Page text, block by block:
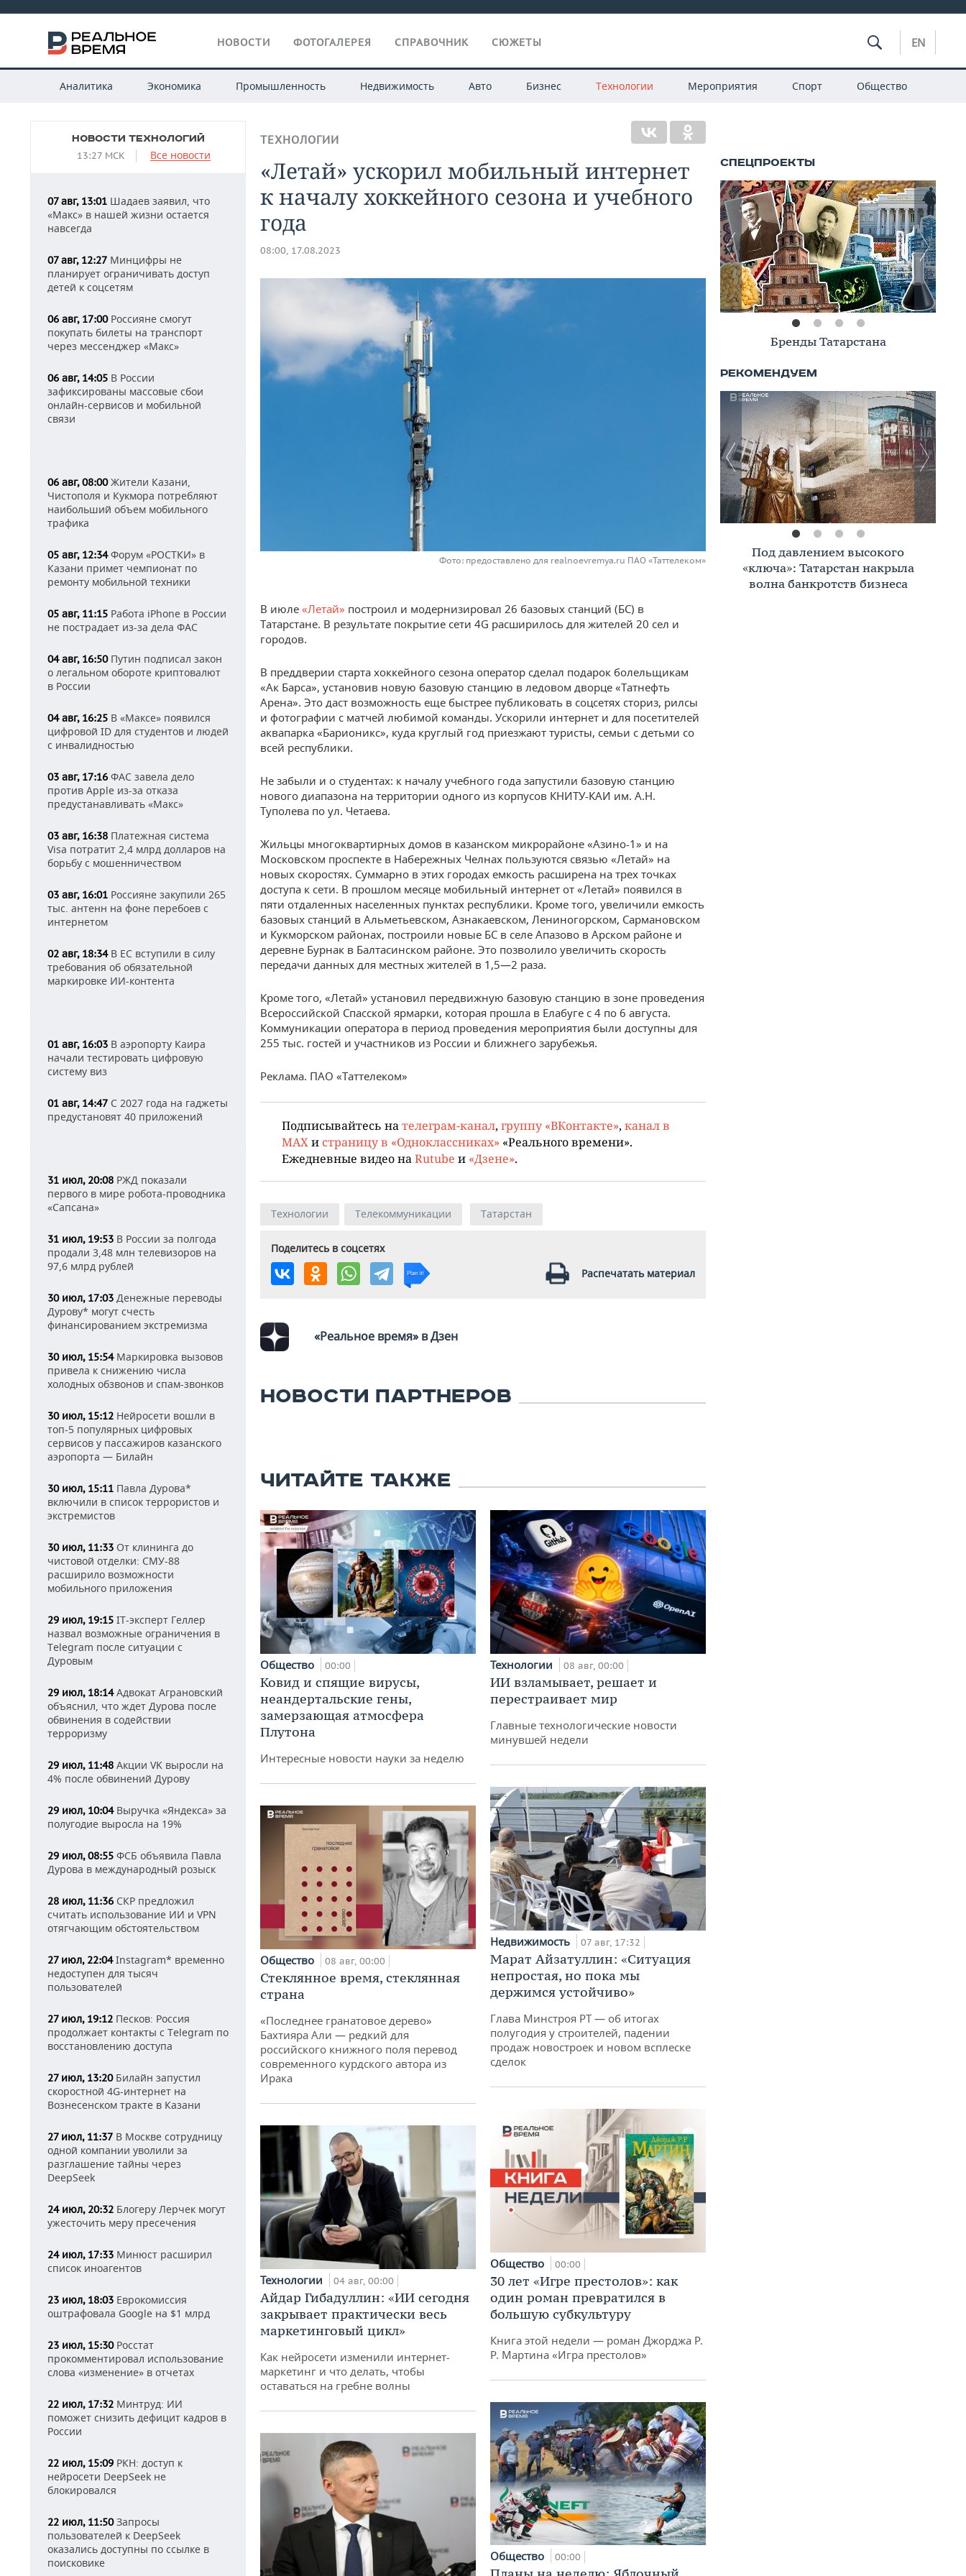
НОВОСТИ ФОТОГАЛЕРЕЯ СПРАВОЧНИК СЮЖЕТЫ EN
Аналитика Экономика Промышленность Недвижимость Авто Бизнес Технологии Мероприятия Спорт Общество
НОВОСТИ ТЕХНОЛОГИЙ
13:27 МСК Все новости
07 авг, 13:01 Шадаев заявил, что
«Макс» в нашей жизни остается
навсегда
07 авг, 12:27 Минцифры не
планирует ограничивать доступ
детей к соцсетям
06 авг, 17:00Россияне смогут
покупать билеты на транспорт
через мессенджер «Макс»
06 авг, 14:05 В России
зафиксированы массовые сбои
онлайн-сервисов и мобильной
связи
06 авг, 08:00Жители Казани,
Чистополя и Кукмора потребляют
наибольший объем мобильного
трафика
05 авг, 12:34Форум «РОСТКИ» в
Казани примет чемпионат по
ремонту мобильной техники
05 авг, 11:15 Работа iPhone в России
не пострадает из-за дела ФАС
04 авг, 16:50Путин подписал закон
о легальном обороте криптовалют
в России
04 авг, 16:25 В «Максе» появился
цифровой ID для студентов и людей
с инвалидностью
03 авг, 17:16 ФАС завела дело
против Apple из-за отказа
предустанавливать «Макс»
03 авг, 16:38 Платежная система
Visa потратит 2,4 млрд долларов на
борьбу с мошенничеством
03 авг, 16:01 Россияне закупили 265
тыс. антенн на фоне перебоев с
интернетом
02 авг, 18:34В ЕС вступили в силу
требования об обязательной
маркировке ИИ-контента
01 авг, 16:03 В аэропорту Каира
начали тестировать цифровую
систему виз
01 авг, 14:47 С 2027 года на гаджеты
предустановят 40 приложений
31 июл, 20:08 РЖД показали
первого в мире робота-проводника
«Сапсана»
31 июл, 19:53 В России за полгода
продали 3,48 млн телевизоров на
97,6 млрд рублей
30 июл, 17:03 Денежные переводы
Дурову* могут счесть
финансированием экстремизма
30 июл, 15:54Маркировка вызовов
привела к снижению числа
холодных обзвонов и спам-звонков
30 июл, 15:12 Нейросети вошли в
топ-5 популярных цифровых
сервисов у пассажиров казанского
аэропорта — Билайн
30 июл, 15:11 Павла Дурова*
включили в список террористов и
экстремистов
30 июл, 11:33 От клининга до
чистовой отделки: СМУ-88
расширило возможности
мобильного приложения
29 июл, 19:15 IT-эксперт Геллер
назвал возможные ограничения в
Telegram после ситуации с
Дуровым
29 июл, 18:14Адвокат Аграновский
объяснил, что ждет Дурова после
обвинения в содействии
терроризму
29 июл, 11:48 Акции VK выросли на
4% после обвинений Дурову
29 июл, 10:04Выручка «Яндекса» за
полугодие выросла на 19%
29 июл, 08:55 ФСБ объявила Павла
Дурова в международный розыск
28 июл, 11:36 СКР предложил
считать использование ИИ и VPN
отягчающим обстоятельством
27 июл, 22:04Instagram* временно
недоступен для тысяч
пользователей
27 июл, 19:12 Песков: Россия
продолжает контакты с Telegram по
восстановлению доступа
27 июл, 13:20Билайн запустил
скоростной 4G-интернет на
Вознесенском тракте в Казани
27 июл, 11:37 В Москве сотрудницу
одной компании уволили за
разглашение тайны через
DeepSeek
24 июл, 20:32 Блогеру Лерчек могут
ужесточить меру пресечения
24 июл, 17:33 Минюст расширил
список иноагентов
23 июл, 18:03 Еврокомиссия
оштрафовала Google на $1 млрд
23 июл, 15:30Росстат
прокомментировал использование
слова «изменение» в отчетах
22 июл, 17:32 Минтруд: ИИ
поможет снизить дефицит кадров в
России
22 июл, 15:09 РКН: доступ к
нейросети DeepSeek не
блокировался
22 июл, 11:50Запросы
пользователей к DeepSeek
оказались доступны по ссылке в
поисковике
ТЕХНОЛОГИИ
«Летай» ускорил мобильный интернет
к началу хоккейного сезона и учебного
года
08:00, 17.08.2023
Фото: предоставлено для realnoevremya.ru ПАО «Таттелеком»
В июле «Летай» построил и модернизировал 26 базовых станций (БС) в
Татарстане. В результате покрытие сети 4G расширилось для жителей 20 сел и
городов.
В преддверии старта хоккейного сезона оператор сделал подарок болельщикам
«Ак Барса», установив новую базовую станцию в ледовом дворце «Татнефть
Арена». Это даст возможность еще быстрее публиковать в соцсетях сториз, рилсы
и фотографии с матчей любимой команды. Ускорили интернет и для посетителей
аквапарка «Барионикс», куда круглый год приезжают туристы, семьи с детьми со
всей республики.
Не забыли и о студентах: к началу учебного года запустили базовую станцию
нового диапазона на территории одного из корпусов КНИТУ-КАИ им. А.Н.
Туполева по ул. Четаева.
Жильцы многоквартирных домов в казанском микрорайоне «Азино-1» и на
Московском проспекте в Набережных Челнах пользуются связью «Летай» на
новых скоростях. Суммарно в этих городах емкость расширена на трех точках
доступа к сети. В прошлом месяце мобильный интернет от «Летай» появился в
пяти отдаленных населенных пунктах республики. Кроме того, увеличили емкость
базовых станций в Альметьевском, Азнакаевском, Лениногорском, Сармановском
и Кукморском районах, построили новые БС в селе Апазово в Арском районе и
деревне Бурнак в Балтасинском районе. Это позволило увеличить скорость
передачи данных для местных жителей в 1,5—2 раза.
Кроме того, «Летай» установил передвижную базовую станцию в зоне проведения
Всероссийской Спасской ярмарки, которая прошла в Елабуге с 4 по 6 августа.
Коммуникации оператора в период проведения мероприятия были доступны для
255 тыс. гостей и участников из России и ближнего зарубежья.
Реклама. ПАО «Таттелеком»
Подписывайтесь нателеграм-канал, группу «ВКонтакте», канал в
MAXи страницу в «Одноклассниках» «Реального времени».
Ежедневные видео наRutube и «Дзене».
Технологии Телекоммуникации Татарстан
Поделитесь в соцсетях
Распечатать материал
«Реальное время» в Дзен
НОВОСТИ ПАРТНЕРОВ
ЧИТАЙТЕ ТАКЖЕ
Общество 00:00
Ковид и спящие вирусы,
неандертальские гены,
замерзающая атмосфера
Плутона
Интересные новости науки за неделю
Общество 08 авг, 00:00
Стеклянное время, стеклянная
страна
«Последнее гранатовое дерево»
Бахтияра Али — редкий для
российского книжного поля перевод
современного курдского автора из
Ирака
Технологии 04 авг, 00:00
Айдар Гибадуллин: «ИИ сегодня
закрывает практически весь
маркетинговый цикл»
Как нейросети изменили интернет-
маркетинг и что делать, чтобы
оставаться на гребне волны
Технологии 08 авг, 00:00
ИИ взламывает, решает и
перестраивает мир
Главные технологические новости
минувшей недели
Недвижимость 07 авг, 17:32
Марат Айзатуллин: «Ситуация
непростая, но пока мы
держимся устойчиво»
Глава Минстроя РТ — об итогах
полугодия у строителей, падении
продаж новостроек и новом всплеске
сделок
Общество 00:00
30 лет «Игре престолов»: как
один роман превратился в
большую субкультуру
Книга этой недели — роман Джорджа Р.
Р. Мартина «Игра престолов»
Общество 00:00
Книжная полка
Премиальное жилье в Казани:
тренды, критерии, покупатели в
2026 году